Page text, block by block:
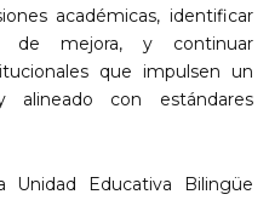
académicas, identificar
de mejora, y continuar
que impulsen un
alineado con estándares
Unidad Educativa Bilingüe